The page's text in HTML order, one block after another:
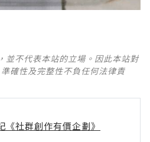
並不代表本站的立場。因此本站對
確性及完整性不負任何法律責
《社群創作有價企劃》